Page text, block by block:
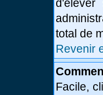
total de
Revenir
Facile,